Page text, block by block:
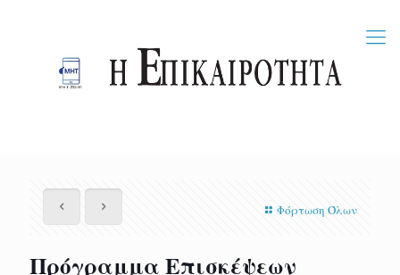
Φόρτωση Όλων
Πρόγραμμα Επισκέψεων